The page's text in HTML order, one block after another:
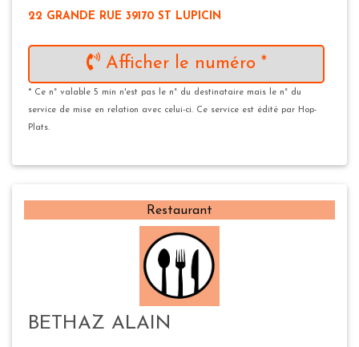
22 GRANDE RUE 39170 ST LUPICIN
Afficher le numéro *
* Ce n° valable 5 min n'est pas le n° du destinataire mais le n° du
service de mise en relation avec celui-ci. Ce service est édité par Hop-
Plats.
Restaurant
BETHAZ ALAIN